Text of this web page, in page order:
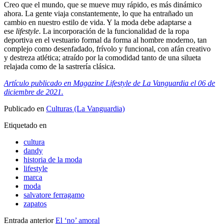
Creo que el mundo, que se mueve muy rápido, es más dinámico
ahora. La gente viaja constantemente, lo que ha entrañado un
cambio en nuestro estilo de vida. Y la moda debe adaptarse a
ese lifestyle. La incorporación de la funcionalidad de la ropa
deportiva en el vestuario formal da forma al hombre moderno, tan
complejo como desenfadado, frívolo y funcional, con afán creativo
y destreza atlética; atraído por la comodidad tanto de una silueta
relajada como de la sastrería clásica.
Artículo publicado en Magazine Lifestyle de La Vanguardia el 06 de
diciembre de 2021.
Publicado en Culturas (La Vanguardia)
Etiquetado en
cultura
dandy
historia de la moda
lifestyle
marca
moda
salvatore ferragamo
zapatos
Entrada anterior El ‘no’ amoral